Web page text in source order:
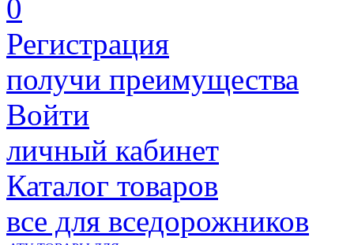
0
Регистрация
получи преимущества
Войти
личный кабинет
Каталог товаров
все для вседорожников